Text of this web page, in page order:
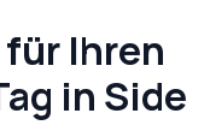
Ihren
in Side